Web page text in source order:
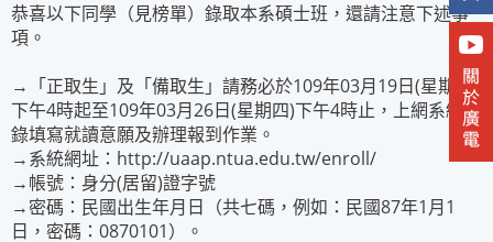
恭喜以下同學（見榜單）錄取本系碩士班，還請注意下述事
項。
→「正取生」及「備取生」請務必於109年03月19日(星期四)
下午4時起至109年03月26日(星期四)下午4時止，上網系統登
錄填寫就讀意願及辦理報到作業。
→系統網址：http://uaap.ntua.edu.tw/enroll/
→帳號：身分(居留)證字號
→密碼：民國出生年月日（共七碼，例如：民國87年1月1
日，密碼：0870101）。